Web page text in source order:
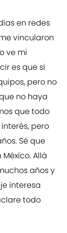
en redes
vincularon
ve mi
es que si
pero no
no haya
que todo
pero
Sé que
Allá
años y
interesa
todo